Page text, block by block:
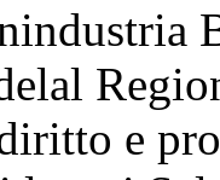
e